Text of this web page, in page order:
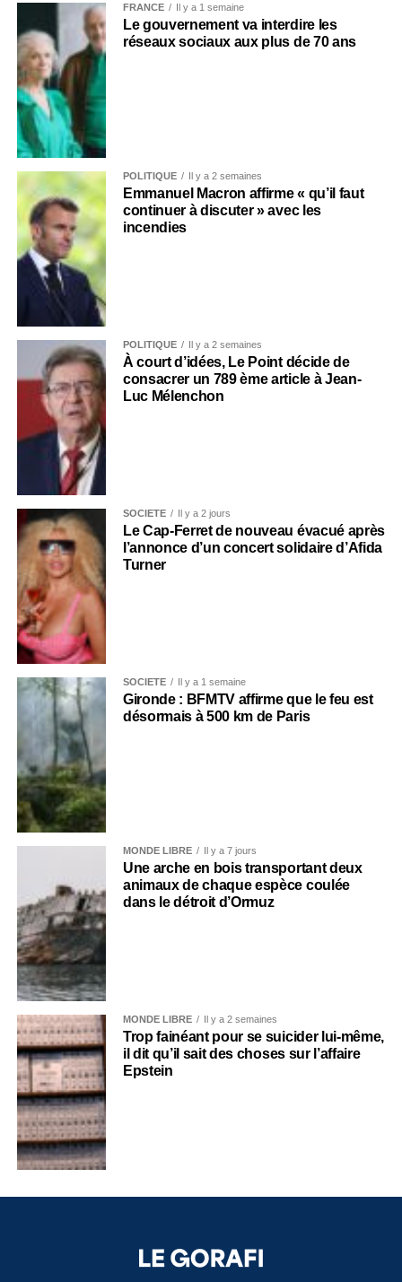
FRANCE Il y a 1 semaine
Le gouvernement va interdire les
réseaux sociaux aux plus de 70 ans
POLITIQUE Il y a 2 semaines
Emmanuel Macron affirme « qu’il faut
continuer à discuter » avec les
incendies
POLITIQUE Il y a 2 semaines
À court d’idées, Le Point décide de
consacrer un 789 ème article à Jean-
Luc Mélenchon
SOCIÉTÉ Il y a 2 jours
Le Cap-Ferret de nouveau évacué après
l’annonce d’un concert solidaire d’Afida
Turner
SOCIÉTÉ Il y a 1 semaine
Gironde : BFMTV affirme que le feu est
désormais à 500 km de Paris
MONDE LIBRE Il y a 7 jours
Une arche en bois transportant deux
animaux de chaque espèce coulée
dans le détroit d’Ormuz
MONDE LIBRE Il y a 2 semaines
Trop fainéant pour se suicider lui-même,
il dit qu’il sait des choses sur l’affaire
Epstein